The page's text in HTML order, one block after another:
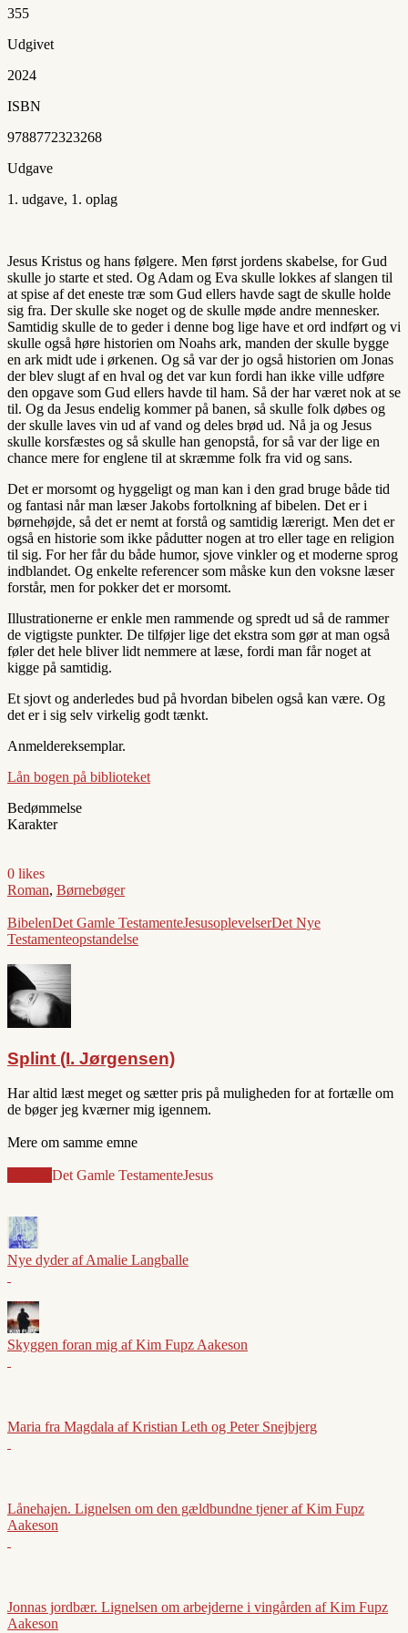
355
Udgivet
2024
ISBN
9788772323268
Udgave
1. udgave, 1. oplag
Jesus Kristus og hans følgere. Men først jordens skabelse, for Gud
skulle jo starte et sted. Og Adam og Eva skulle lokkes af slangen til
at spise af det eneste træ som Gud ellers havde sagt de skulle holde
sig fra. Der skulle ske noget og de skulle møde andre mennesker.
Samtidig skulle de to geder i denne bog lige have et ord indført og vi
skulle også høre historien om Noahs ark, manden der skulle bygge
en ark midt ude i ørkenen. Og så var der jo også historien om Jonas
der blev slugt af en hval og det var kun fordi han ikke ville udføre
den opgave som Gud ellers havde til ham. Så der har været nok at se
til. Og da Jesus endelig kommer på banen, så skulle folk døbes og
der skulle laves vin ud af vand og deles brød ud. Nå ja og Jesus
skulle korsfæstes og så skulle han genopstå, for så var der lige en
chance mere for englene til at skræmme folk fra vid og sans.
Det er morsomt og hyggeligt og man kan i den grad bruge både tid
og fantasi når man læser Jakobs fortolkning af bibelen. Det er i
børnehøjde, så det er nemt at forstå og samtidig lærerigt. Men det er
også en historie som ikke pådutter nogen at tro eller tage en religion
til sig. For her får du både humor, sjove vinkler og et moderne sprog
indblandet. Og enkelte referencer som måske kun den voksne læser
forstår, men for pokker det er morsomt.
Illustrationerne er enkle men rammende og spredt ud så de rammer
de vigtigste punkter. De tilføjer lige det ekstra som gør at man også
føler det hele bliver lidt nemmere at læse, fordi man får noget at
kigge på samtidig.
Et sjovt og anderledes bud på hvordan bibelen også kan være. Og
det er i sig selv virkelig godt tænkt.
Anmeldereksemplar.
Lån bogen på biblioteket
Bedømmelse
Karakter
0 likes
Roman, Børnebøger
BibelenDet Gamle TestamenteJesusoplevelserDet Nye
Testamenteopstandelse
Splint (I. Jørgensen)
Har altid læst meget og sætter pris på muligheden for at fortælle om
de bøger jeg kværner mig igennem.
Mere om samme emne
Det Gamle TestamenteJesus
Nye dyder af Amalie Langballe
Skyggen foran mig af Kim Fupz Aakeson
Maria fra Magdala af Kristian Leth og Peter Snejbjerg
Lånehajen. Lignelsen om den gældbundne tjener af Kim Fupz
Aakeson
Jonnas jordbær. Lignelsen om arbejderne i vingården af Kim Fupz
Aakeson